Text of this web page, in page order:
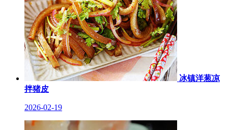
冰镇洋葱凉
拌猪皮
2026-02-19